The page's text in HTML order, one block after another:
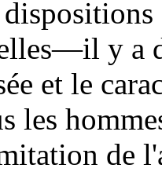
y a
et le
les
de